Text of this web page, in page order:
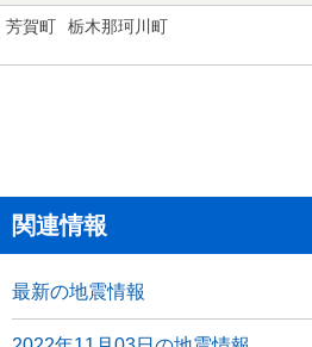
芳賀町 栃木那珂川町
関連情報
最新の地震情報